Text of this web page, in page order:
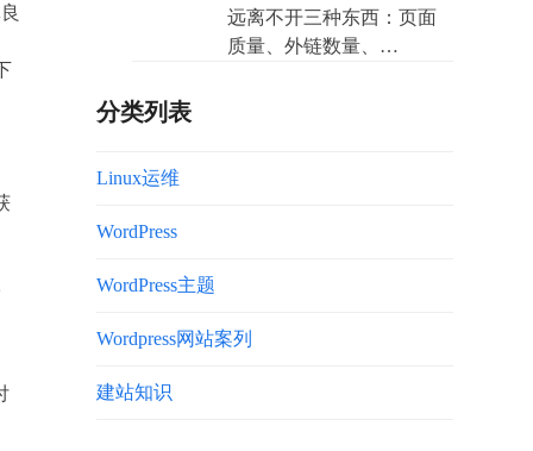
远离不开三种东西：页面
质量、外链数量、…
分类列表
Linux运维
WordPress
WordPress主题
Wordpress网站案列
建站知识